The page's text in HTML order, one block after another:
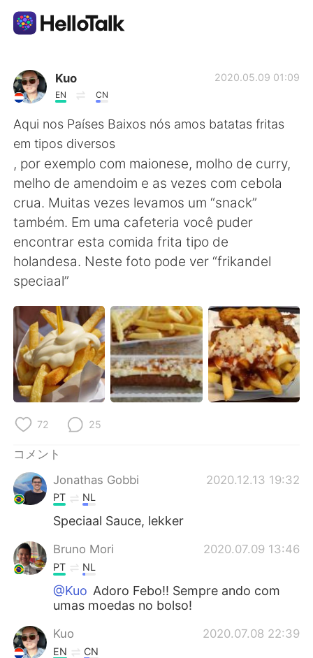
語学交換アプリ
AI Grammar Checker
日本語
English 简体中文
繁體中文 Español
العربية
Deutsch 한국어
Русский ไทย
Indonesia Italiano
Türkçe
Português
Kuo
EN CN
2020.05.09 01:09
Aqui nos Países Baixos nós amos batatas fritas
em tipos diversos
, por exemplo com maionese, molho de curry,
melho de amendoim e as vezes com cebola
crua. Muitas vezes levamos um “snack”
também. Em uma cafeteria você puder
encontrar esta comida frita tipo de
holandesa. Neste foto pode ver “frikandel
speciaal”
72 25
コメント
Jonathas Gobbi
2020.12.13 19:32
PT NL
Speciaal Sauce, lekker
Bruno Mori 2020.07.09 13:46
PT NL
@Kuo Adoro Febo!! Sempre ando com
umas moedas no bolso!
Kuo 2020.07.08 22:39
EN CN